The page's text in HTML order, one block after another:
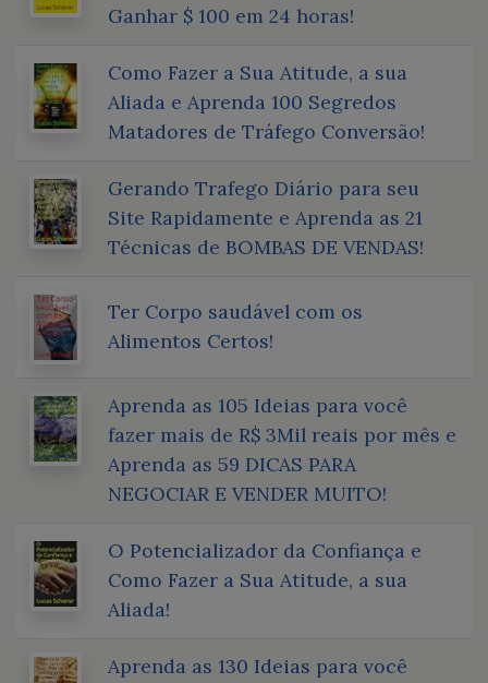
Ganhar $ 100 em 24 horas!
Como Fazer a Sua Atitude, a sua
Aliada e Aprenda 100 Segredos
Matadores de Tráfego Conversão!
Gerando Trafego Diário para seu
Site Rapidamente e Aprenda as 21
Técnicas de BOMBAS DE VENDAS!
Ter Corpo saudável com os
Alimentos Certos!
Aprenda as 105 Ideias para você
fazer mais de R$ 3Mil reais por mês e
Aprenda as 59 DICAS PARA
NEGOCIAR E VENDER MUITO!
O Potencializador da Confiança e
Como Fazer a Sua Atitude, a sua
Aliada!
Aprenda as 130 Ideias para você